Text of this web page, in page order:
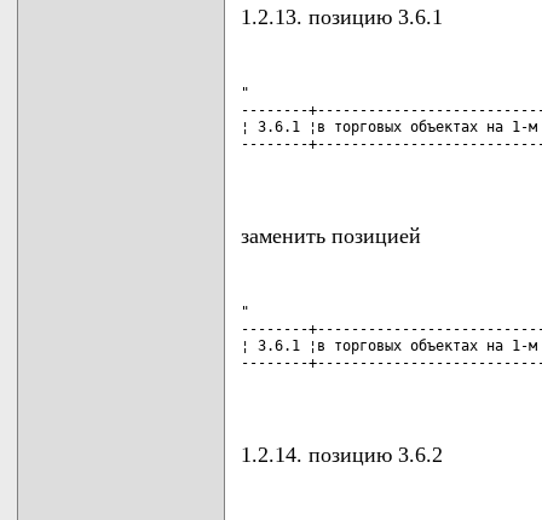
1.2.13. позицию 3.6.1
"
--------
¦ 3.6.1 ¦в торговых объектах
--------
заменить позицией
"
--------
¦ 3.6.1 ¦в торговых объектах
--------
1.2.14. позицию 3.6.2